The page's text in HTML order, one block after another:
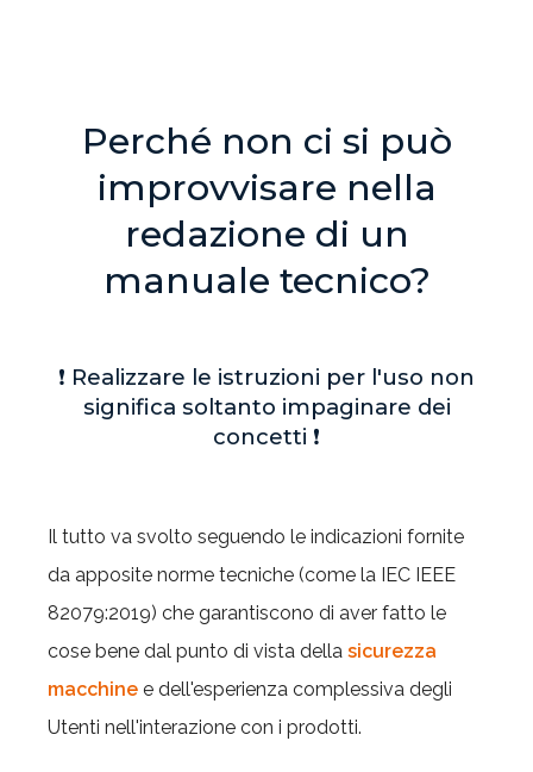
Perché non ci si può
improvvisare nella
redazione di un
manuale tecnico?
❗ Realizzare le istruzioni per l'uso non
significa soltanto impaginare dei
concetti ❗
Il tutto va svolto seguendo le indicazioni fornite
da apposite norme tecniche (come la IEC IEEE
82079:2019) che garantiscono di aver fatto le
cose bene dal punto di vista della sicurezza
macchine e dell'esperienza complessiva degli
Utenti nell'interazione con i prodotti.